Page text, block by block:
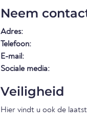
Neem
Adres:
Telefoon:
E-mail:
Sociale media:
Veiligheid
Hier vindt u ook de